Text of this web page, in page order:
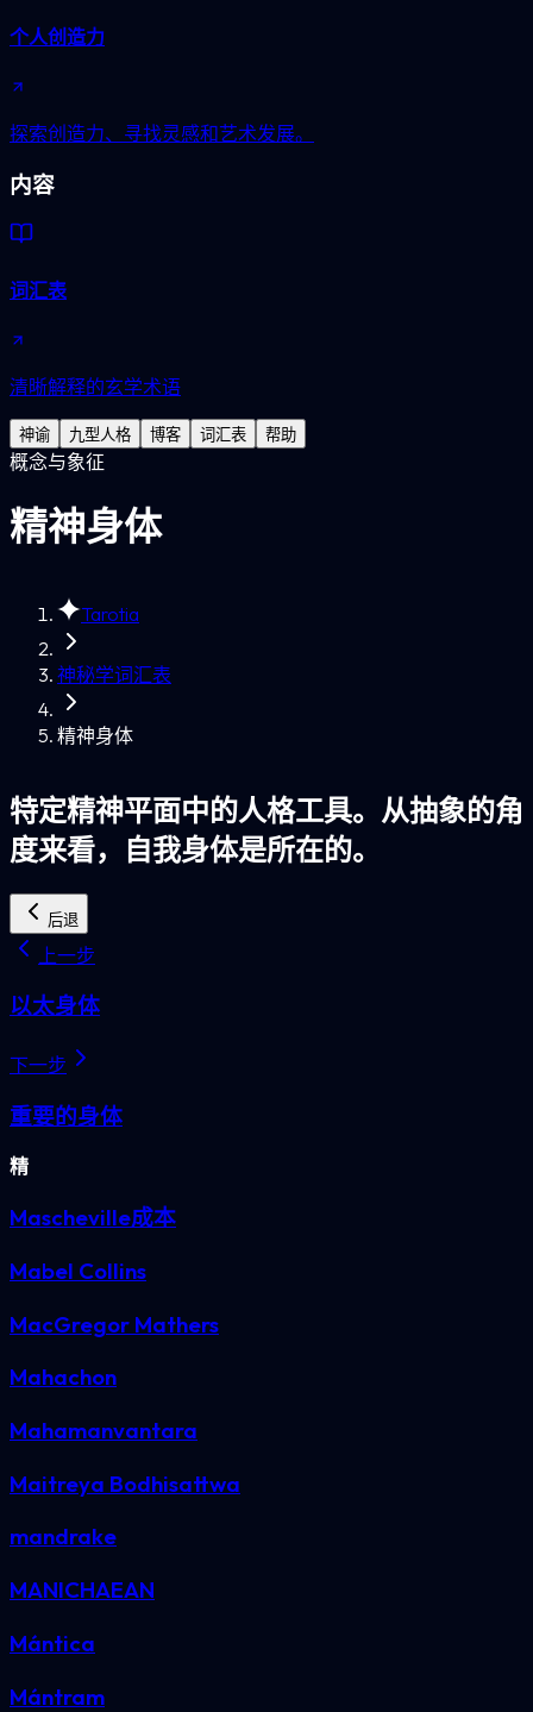
个人创造力
探索创造力、寻找灵感和艺术发展。
内容
词汇表
清晰解释的玄学术语
神谕 九型人格 博客 词汇表 帮助
概念与象征
精神身体
Tarotia
神秘学词汇表
精神身体
特定精神平面中的人格工具。从抽象的角
度来看，自我身体是所在的。
后退
上一步
以太身体
下一步
重要的身体
精
Mascheville成本
Mabel Collins
MacGregor Mathers
Mahachon
Mahamanvantara
Maitreya Bodhisattwa
mandrake
MANICHAEAN
Mántica
Mántram